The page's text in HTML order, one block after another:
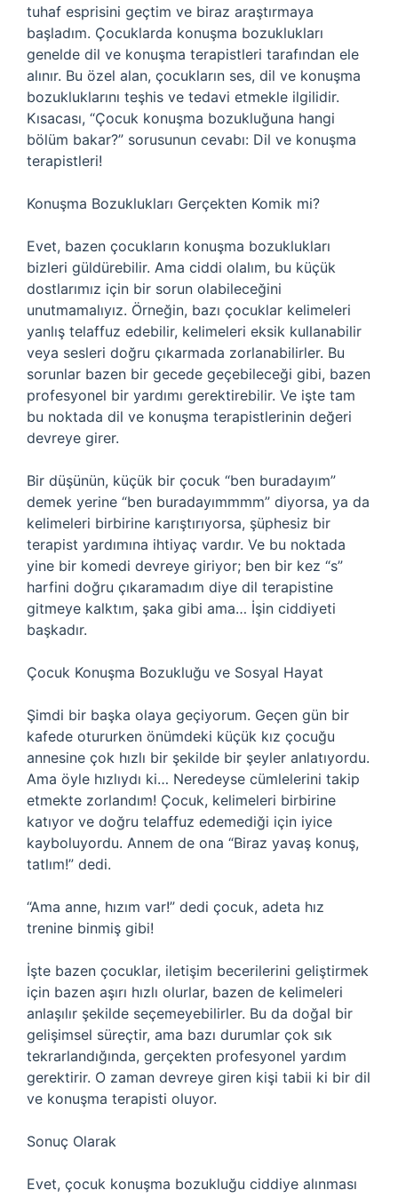
tuhaf esprisini geçtim ve biraz araştırmaya
başladım. Çocuklarda konuşma bozuklukları
genelde dil ve konuşma terapistleri tarafından ele
alınır. Bu özel alan, çocukların ses, dil ve konuşma
bozukluklarını teşhis ve tedavi etmekle ilgilidir.
Kısacası, “Çocuk konuşma bozukluğuna hangi
bölüm bakar?” sorusunun cevabı: Dil ve konuşma
terapistleri!
Konuşma Bozuklukları Gerçekten Komik mi?
Evet, bazen çocukların konuşma bozuklukları
bizleri güldürebilir. Ama ciddi olalım, bu küçük
dostlarımız için bir sorun olabileceğini
unutmamalıyız. Örneğin, bazı çocuklar kelimeleri
yanlış telaffuz edebilir, kelimeleri eksik kullanabilir
veya sesleri doğru çıkarmada zorlanabilirler. Bu
sorunlar bazen bir gecede geçebileceği gibi, bazen
profesyonel bir yardımı gerektirebilir. Ve işte tam
bu noktada dil ve konuşma terapistlerinin değeri
devreye girer.
Bir düşünün, küçük bir çocuk “ben buradayım”
demek yerine “ben buradayımmmm” diyorsa, ya da
kelimeleri birbirine karıştırıyorsa, şüphesiz bir
terapist yardımına ihtiyaç vardır. Ve bu noktada
yine bir komedi devreye giriyor; ben bir kez “s”
harfini doğru çıkaramadım diye dil terapistine
gitmeye kalktım, şaka gibi ama… İşin ciddiyeti
başkadır.
Çocuk Konuşma Bozukluğu ve Sosyal Hayat
Şimdi bir başka olaya geçiyorum. Geçen gün bir
kafede otururken önümdeki küçük kız çocuğu
annesine çok hızlı bir şekilde bir şeyler anlatıyordu.
Ama öyle hızlıydı ki… Neredeyse cümlelerini takip
etmekte zorlandım! Çocuk, kelimeleri birbirine
katıyor ve doğru telaffuz edemediği için iyice
kayboluyordu. Annem de ona “Biraz yavaş konuş,
tatlım!” dedi.
“Ama anne, hızım var!” dedi çocuk, adeta hız
trenine binmiş gibi!
İşte bazen çocuklar, iletişim becerilerini geliştirmek
için bazen aşırı hızlı olurlar, bazen de kelimeleri
anlaşılır şekilde seçemeyebilirler. Bu da doğal bir
gelişimsel süreçtir, ama bazı durumlar çok sık
tekrarlandığında, gerçekten profesyonel yardım
gerektirir. O zaman devreye giren kişi tabii ki bir dil
ve konuşma terapisti oluyor.
Sonuç Olarak
Evet, çocuk konuşma bozukluğu ciddiye alınması